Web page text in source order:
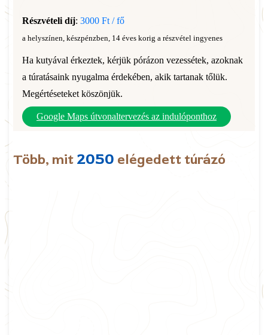
Részvételi díj: 3000 Ft / fő
a helyszínen, készpénzben, 14 éves korig a részvétel ingyenes
Ha kutyával érkeztek, kérjük pórázon vezessétek, azoknak
a túratásaink nyugalma érdekében, akik tartanak tőlük.
Megértéseteket köszönjük.
Google Maps útvonaltervezés az indulóponthoz
Több, mit 2050 elégedett túrázó